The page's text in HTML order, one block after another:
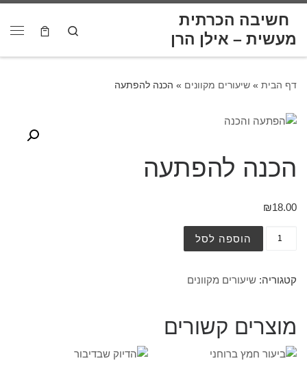
חשיבה הכרתית
Search
דף הבית » שיעורים מקוונים » הכנה להפתעה
הכנה להפתעה
₪18.00
הוספה לסל
קטגוריה: שיעורים מקוונים
מוצרים קשורים